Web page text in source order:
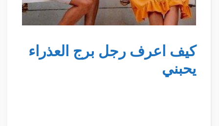
كيف اعرف رجل برج العذراء
يحبني